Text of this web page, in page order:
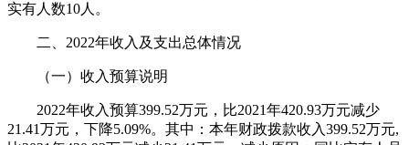
实有人数10人。
二、2022年收入及支出总体情况
（一）收入预算说明
2022年收入预算399.52万元，比2021年420.93万元减少
21.41万元，下降5.09%。其中：本年财政拨款收入399.52万元,